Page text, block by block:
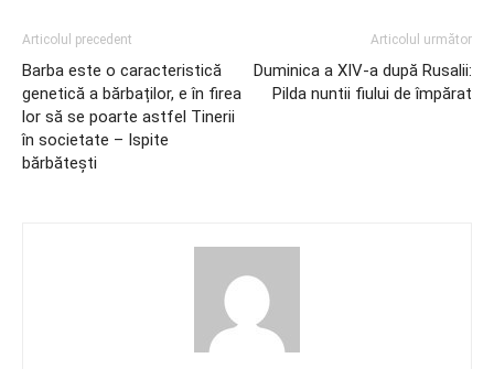
Articolul precedent
Barba este o caracteristică
genetică a bărbaților, e în firea
lor să se poarte astfel Tinerii
în societate – Ispite
bărbătești
Articolul următor
Duminica a XIV-a după Rusalii:
Pilda nuntii fiului de împărat